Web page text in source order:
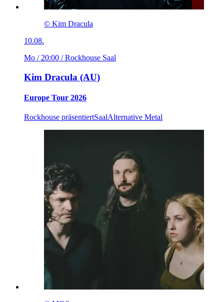
© Kim Dracula
10.08.
Mo / 20:00 / Rockhouse Saal
Kim Dracula (AU)
Europe Tour 2026
Rockhouse präsentiertSaalAlternative Metal